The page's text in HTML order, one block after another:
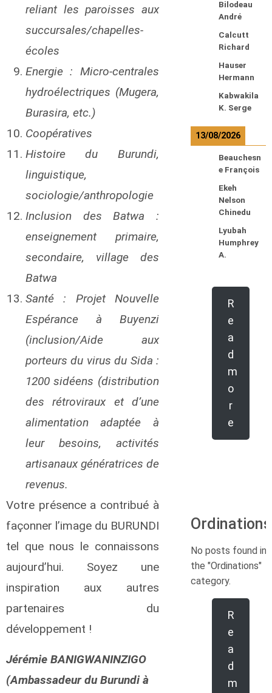
reliant les paroisses aux
succursales/chapelles-
écoles
Energie : Micro-centrales
hydroélectriques (Mugera,
Burasira, etc.)
Coopératives
Histoire du Burundi,
linguistique,
sociologie/anthropologie
Inclusion des Batwa :
enseignement primaire,
secondaire, village des
Batwa
Santé : Projet Nouvelle
Espérance à Buyenzi
(inclusion/Aide aux
porteurs du virus du Sida :
1200 sidéens (distribution
des rétroviraux et d’une
alimentation adaptée à
leur besoins, activités
artisanaux génératrices de
revenus.
Votre présence a contribué à
façonner l’image du BURUNDI
tel que nous le connaissons
aujourd’hui. Soyez une
inspiration aux autres
partenaires du
développement !
Jérémie BANIGWANINZIGO
(Ambassadeur du Burundi à
Bilodeau
André
Calcutt
Richard
Hauser
Hermann
Kabwakila
K. Serge
13/08/2026
Beauchesn
e François
Ekeh
Nelson
Chinedu
Lyubah
Humphrey
A.
R
e
a
d
m
o
r
e
Ordinations
No posts found in
the "Ordinations"
category.
R
e
a
d
m